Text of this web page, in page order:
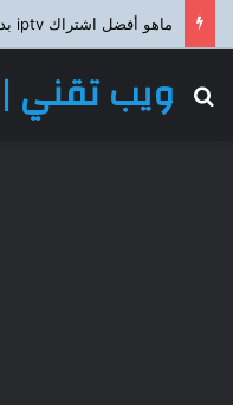
ماهو أفضل اشتراك iptv بدون تقيطع ؟
ويب تقني |
بحث عن